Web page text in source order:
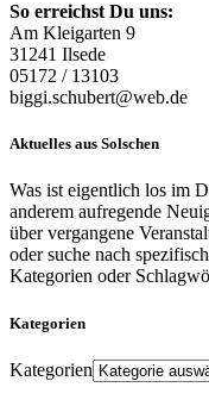
So erreichst Du uns:
Am Kleigarten 9
31241 Ilsede
05172 / 13103
biggi.schubert@web.de
Aktuelles aus Solschen
Was ist eigentlich los im
anderem aufregende
über vergangene
oder suche nach
Kategorien oder
Kategorien
Kategorien